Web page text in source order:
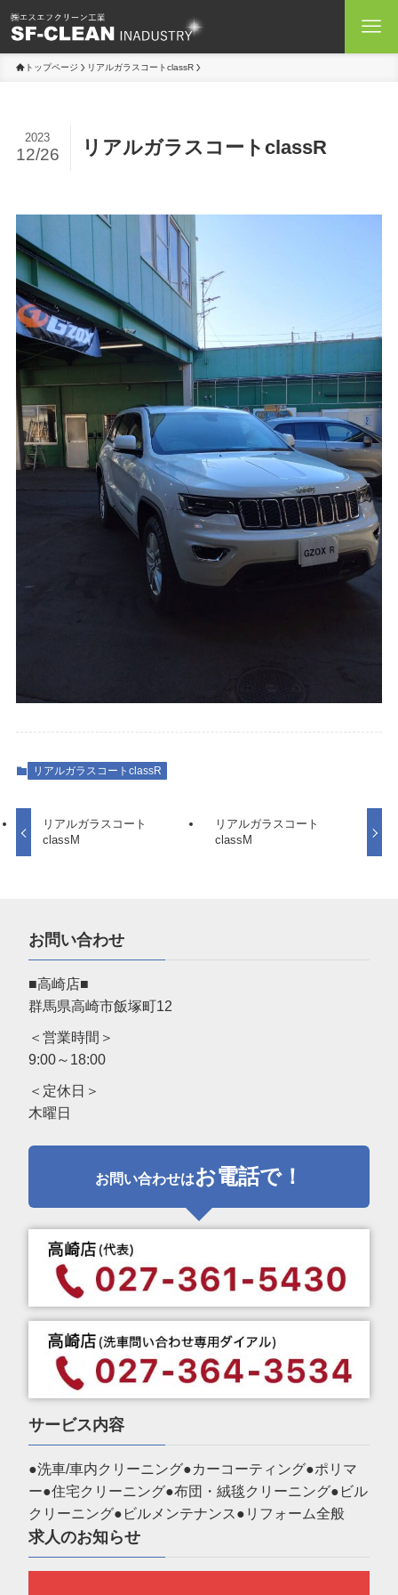
トップページ リアルガラスコートclassR
リアルガラスコートclassR
2023
12/26
リアルガラスコートclassR
リアルガラスコート
classM
リアルガラスコート
classM
お問い合わせ
■高崎店■
群馬県高崎市飯塚町12
＜営業時間＞
9:00～18:00
＜定休日＞
木曜日
お問い合わせはお電話で！
サービス内容
●洗車/車内クリーニング●カーコーティング●ポリマ
ー●住宅クリーニング●布団・絨毯クリーニング●ビル
クリーニング●ビルメンテナンス●リフォーム全般
求人のお知らせ